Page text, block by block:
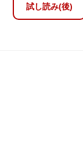
試し読み(後)